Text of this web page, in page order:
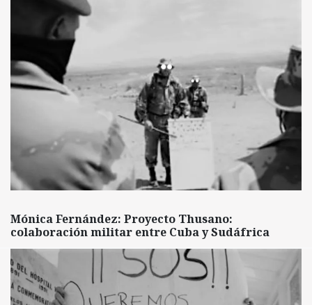
Mónica Fernández: Proyecto Thusano:
colaboración militar entre Cuba y Sudáfrica